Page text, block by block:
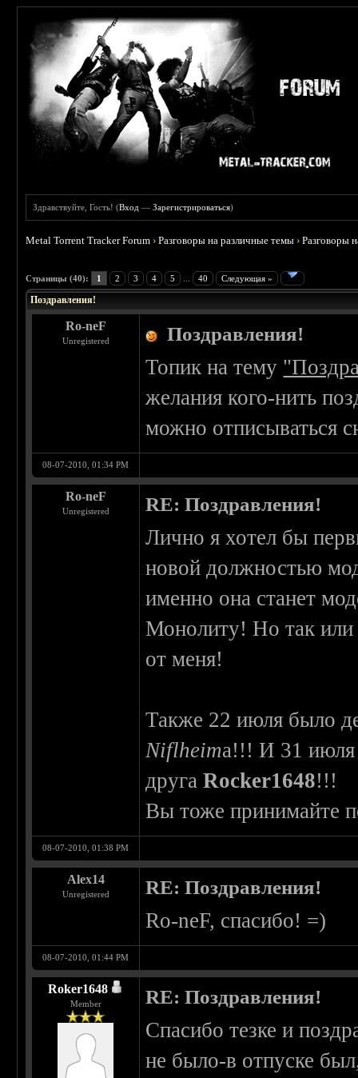
Здравствуйте, Гость! (Вход —Зарегистрироваться)
Metal Torrent Tracker Forum ›Разговоры на различные темы ›Разговоры
Страницы (40): 1 2 3 4 5 40 Следующая »
Поздравления!
Ro-neF
Unregistered Поздравления!
Топик на тему
желания кого-нить
можно отписываться
08-07-2010, 01:34 PM
Ro-neF
Unregistered RE: Поздравления!
Лично я хотел бы
новой должностью
именно она станет
Монолиту! Но так
от меня!
Также 22 июля было
Niflheimа!!! И 31 июля
другаRocker1648!!!
Вы тоже принимайте
08-07-2010, 01:38 PM
Alex14
Unregistered RE: Поздравления!
Ro-neF, спасибо! =)
08-07-2010, 01:44 PM
Roker1648
Member RE: Поздравления!
Спасибо тезке и
не было-в отпуске